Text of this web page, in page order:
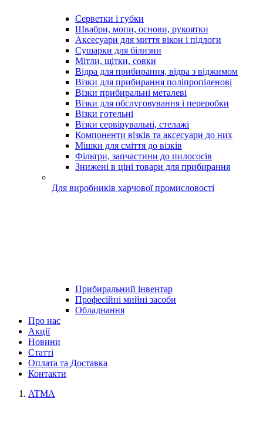
Серветки і губки
Швабри, мопи, основи, рукоятки
Аксесуари для миття вікон і підлоги
Сушарки для білизни
Мітли, щітки, совки
Відра для прибирання, відра з віджимом
Візки для прибирання поліпропіленові
Візки прибиральні металеві
Візки для обслуговування і переробки
Візки готельні
Візки сервірувальні, стелажі
Компоненти візків та аксесуари до них
Мішки для сміття до візків
Фільтри, запчастини до пилососів
Знижені в ціні товари для прибирання
Для виробників харчової промисловості
Прибиральний інвентар
Професійні мийні засоби
Обладнання
Про нас
Акції
Новини
Статті
Оплата та Доставка
Контакти
ATMA